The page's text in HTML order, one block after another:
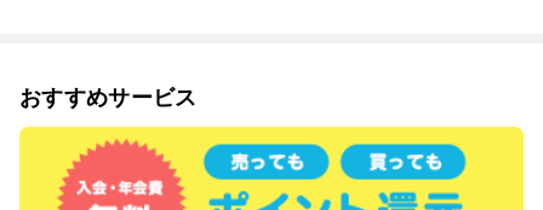
おすすめサービス